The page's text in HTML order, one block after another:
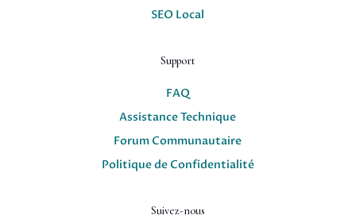
SEO Local
Support
FAQ
Assistance Technique
Forum Communautaire
Politique de Confidentialité
Suivez-nous